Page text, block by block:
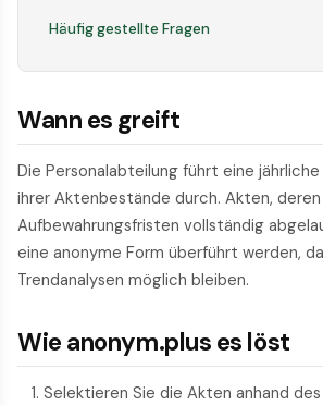
Häufig gestellte Fragen
Wann es greift
Die Personalabteilung führt eine
ihrer Aktenbestände durch. Akten, deren
Aufbewahrungsfristen vollständig
eine anonyme Form überführt werden,
Trendanalysen möglich bleiben.
Wie anonym.plus es löst
Selektieren Sie die Akten anhand